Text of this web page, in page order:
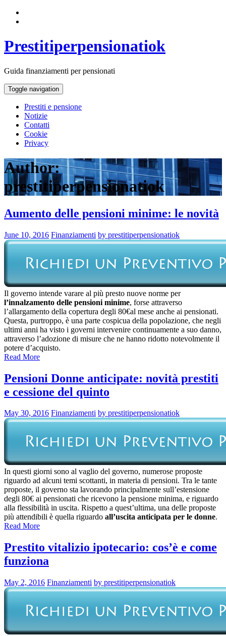
Prestitiperpensionatiok
Guida finanziamenti per pensionati
Toggle navigation
Prestiti e pensione
Notizie
Contatti
Cookie
Privacy
Author:
prestitiperpensionatiok
Aumento delle pensioni minime: le novità
June 10, 2016 Finanziamenti by prestitiperpensionatiok
Il governo intende varare al più presto nuove norme per
l’innalzamento delle pensioni minime, forse attraverso
l’allargamento della copertura degli 80€al mese anche ai pensionati.
Questa, purtroppo, è una parte cospicua della popolazione, che negli
ultimi anni ha visto i governi intervenire continuamente a suo danno,
attraverso l’adozione di misure che ne hanno ridotto notevolmente il
potere d’acquisto.
Read More
Pensioni Donne anticipate: novità prestiti
e cessione del quinto
May 30, 2016 Finanziamenti by prestitiperpensionatiok
In questi giorni sono al vaglio del governo, numerose proposte
riguardo ad alcuni temi scottanti, in materia di pensioni. Tra le tante
proposte, il governo sta lavorando principalmente sull’estensione
degli 80€ ai pensionati che ricevono la pensione minima, e riguardo
alla flessibilità in uscita. Rispetto a quest’ultima, una delle proposte
più attendibili è quella riguardo all’uscita anticipata per le donne.
Read More
Prestito vitalizio ipotecario: cos’è e come
funziona
May 2, 2016 Finanziamenti by prestitiperpensionatiok